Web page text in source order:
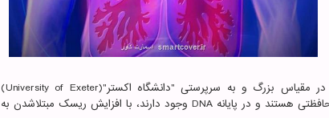
علت این بیماری تا حالا ناشناخته بوده است اما یک پژوهش جدید که در مقیاس بزرگ و به سرپرستی "دانشگاه اکستر"(University of Exeter)
انگلستان صورت گرفته است، نشان میدهد تلومرهای کوتاه که مولفه های محافظتی هستند و در پایانه DNA وجود دارند، با افزایش ریسک مبتلاشدن به